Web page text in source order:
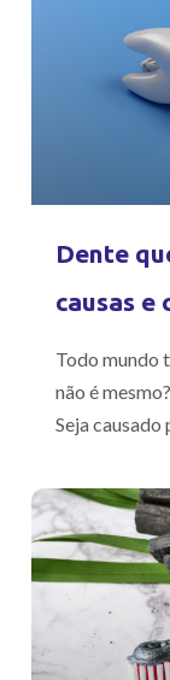
Dente
causas e
Todo mundo
não é
Seja causado